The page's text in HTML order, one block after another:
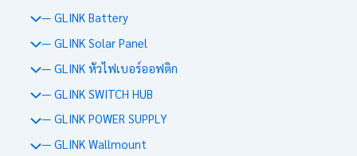
— GLINK Battery
— GLINK Solar Panel
— GLINK หัวไฟเบอร์ออฟติก
— GLINK SWITCH HUB
— GLINK POWER SUPPLY
— GLINK Wallmount